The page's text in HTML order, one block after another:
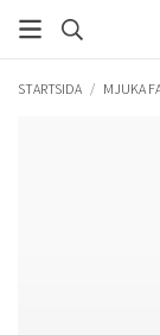
STARTSIDA / MJUKA